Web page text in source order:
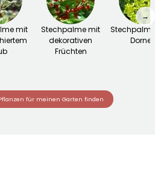
mit
Stechpalme mit
dekorativen
Früchten
→
für meinen Garten finden